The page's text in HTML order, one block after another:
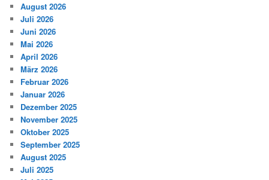
August 2026
Juli 2026
Juni 2026
Mai 2026
April 2026
März 2026
Februar 2026
Januar 2026
Dezember 2025
November 2025
Oktober 2025
September 2025
August 2025
Juli 2025